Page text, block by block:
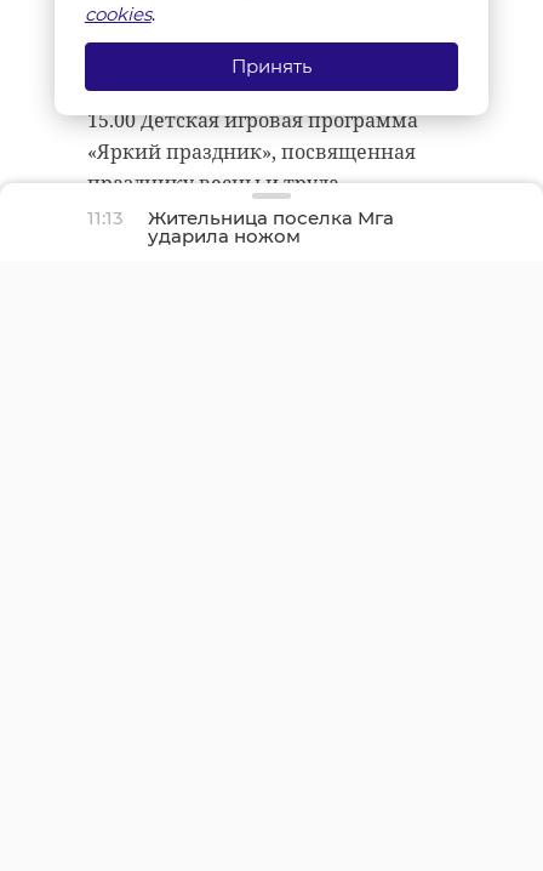
Кировский район
15.00 Детская игровая программа
«Яркий праздник», посвященная
празднику весны и труда.
Кировский район, поселок
11:13 Жительница поселка Мга
ударила ножом
знакомого во время
cookies.
Принять